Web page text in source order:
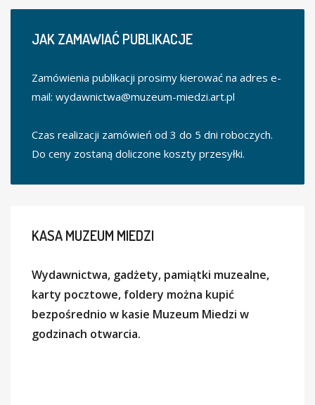
JAKZAMAWIAĆ PUBLIKACJE
Zamówienia publikacji prosimy kierować na adres e-
mail: wydawnictwa@muzeum-miedzi.art.pl
Czas realizacji zamówień od 3 do 5 dni roboczych.
Do ceny zostaną doliczone koszty przesyłki.
KASAMUZEUM MIEDZI
Wydawnictwa, gadżety, pamiątki muzealne,
karty pocztowe, foldery można kupić
bezpośrednio w kasie Muzeum Miedzi w
godzinach otwarcia.